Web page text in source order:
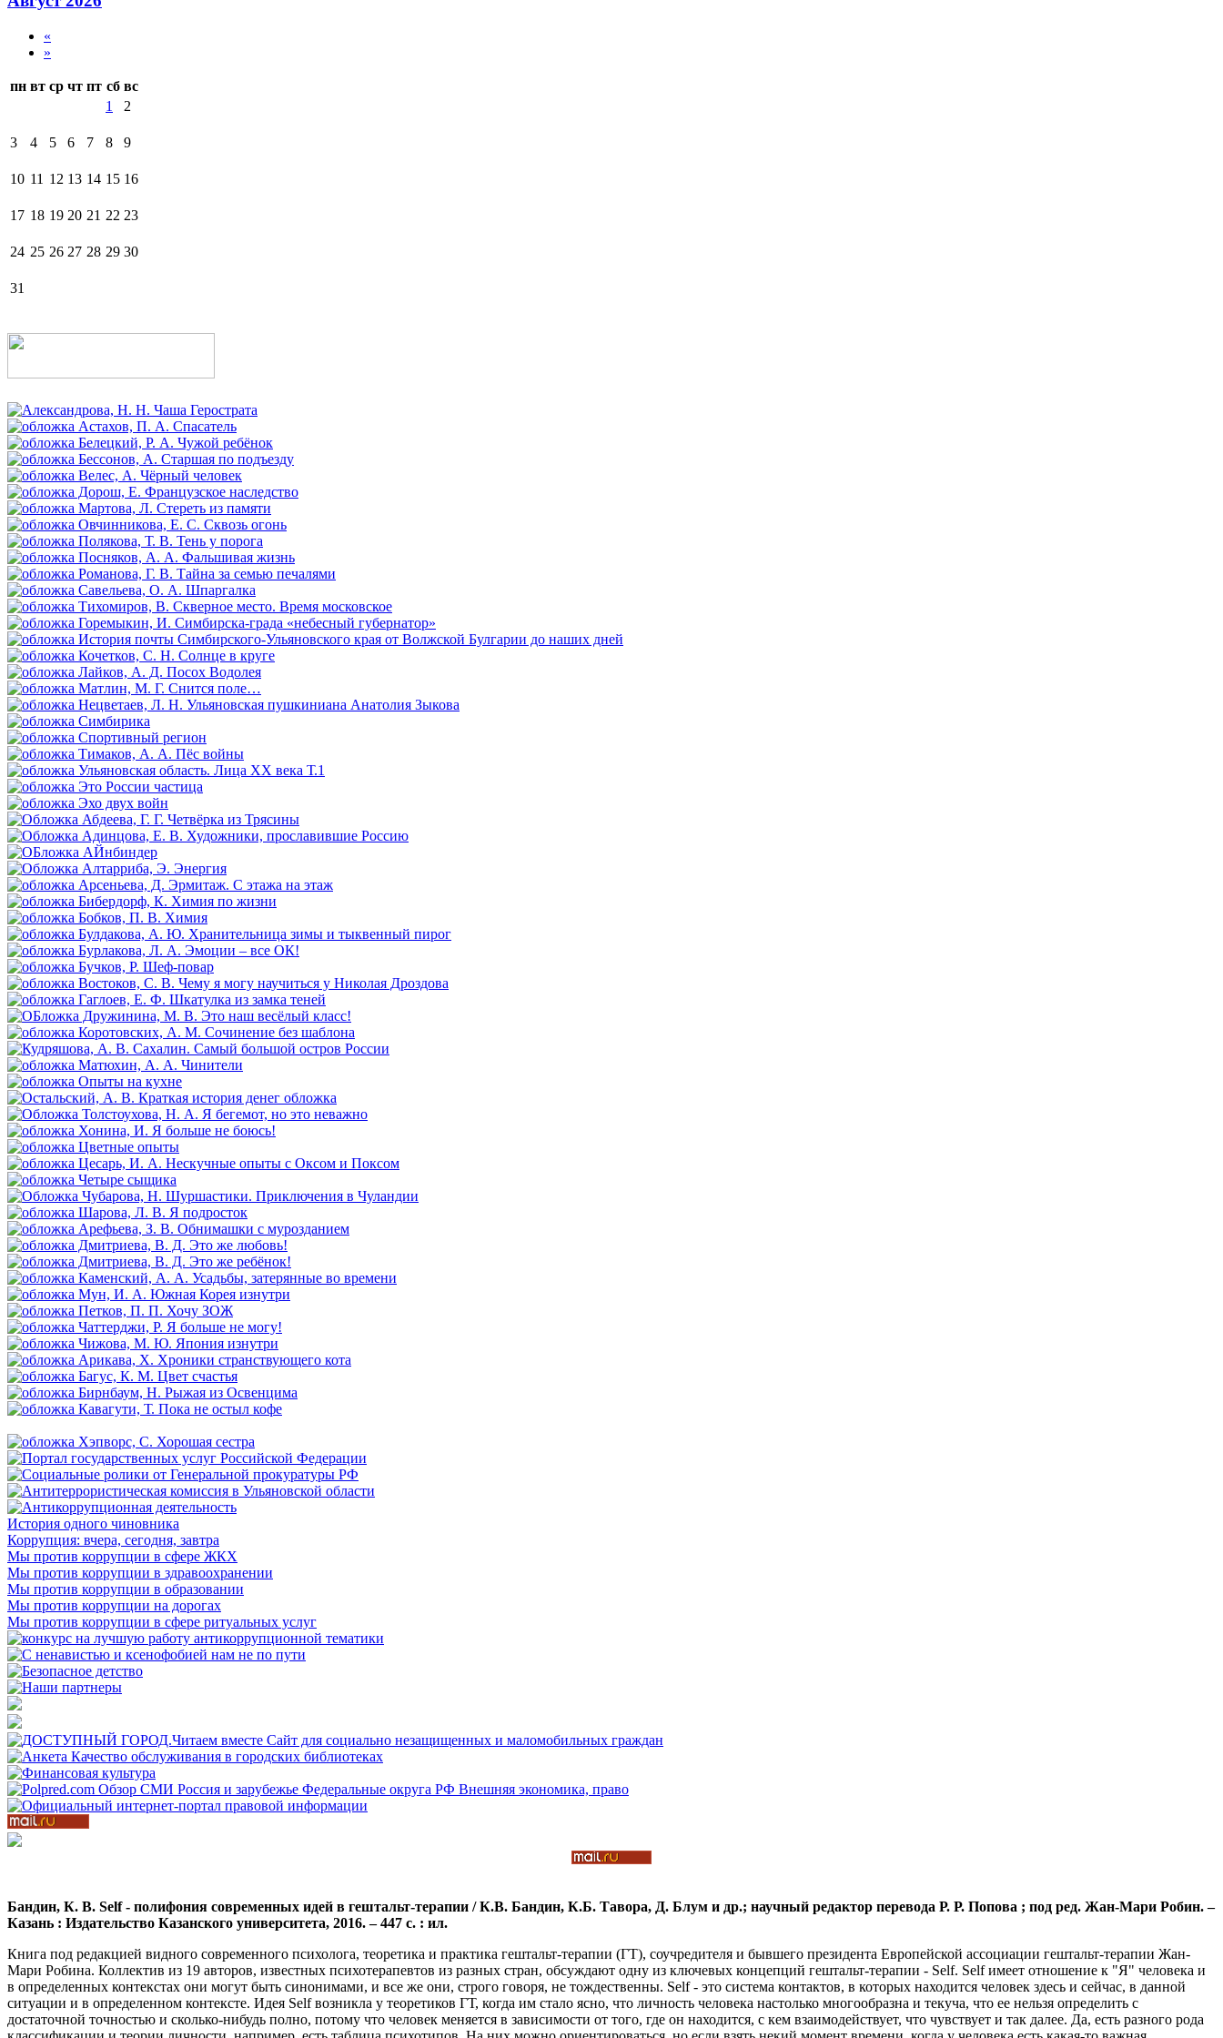
«
»
пн вт ср чт пт сб вс
1
2
3 4 5 6 7 8 9
10 11 12 13 14 15 16
17 18 19 20 21 22 23
24 25 26 27 28 29 30
31
История одного чиновника
Коррупция: вчера, сегодня, завтра
Мы против коррупции в сфере ЖКХ
Мы против коррупции в здравоохранении
Мы против коррупции в образовании
Мы против коррупции на дорогах
Мы против коррупции в сфере ритуальных услуг
Бандин, К. В. Self - полифония современных идей в гештальт-терапии / К.В. Бандин, К.Б. Тавора, Д. Блум и др.; научный редактор перевода Р. Р. Попова ; под ред. Жан-Мари Робин. –
Казань : Издательство Казанского университета, 2016. – 447 с. : ил.
Книга под редакцией видного современного психолога, теоретика и практика гештальт-терапии (ГТ), соучредителя и бывшего президента Европейской ассоциации гештальт-терапии Жан-
Мари Робина. Коллектив из 19 авторов, известных психотерапевтов из разных стран, обсуждают одну из ключевых концепций гештальт-терапии - Self. Self имеет отношение к "Я" человека и
в определенных контекстах они могут быть синонимами, и все же они, строго говоря, не тождественны. Self - это система контактов, в которых находится человек здесь и сейчас, в данной
ситуации и в определенном контексте. Идея Self возникла у теоретиков ГТ, когда им стало ясно, что личность человека настолько многообразна и текуча, что ее нельзя определить с
достаточной точностью и сколько-нибудь полно, потому что человек меняется в зависимости от того, где он находится, с кем взаимодействует, что чувствует и так далее. Да, есть разного рода